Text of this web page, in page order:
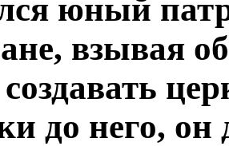
юный
взывая
до него, он